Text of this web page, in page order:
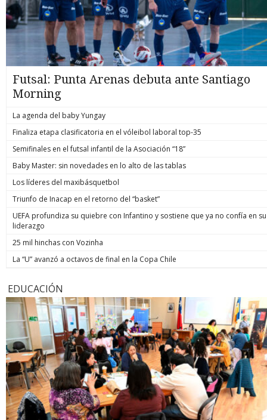
Futsal: Punta Arenas debuta ante Santiago
Morning
La agenda del baby Yungay
Finaliza etapa clasificatoria en el vóleibol laboral top-35
Semifinales en el futsal infantil de la Asociación “18”
Baby Master: sin novedades en lo alto de las tablas
Los líderes del maxibásquetbol
Triunfo de Inacap en el retorno del “basket”
UEFA profundiza su quiebre con Infantino y sostiene que ya no confía en su
liderazgo
25 mil hinchas con Vozinha
La “U” avanzó a octavos de final en la Copa Chile
EDUCACIÓN